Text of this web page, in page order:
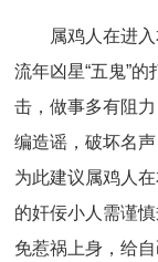
属鸡人在进入
流年凶星“五鬼”
击，做事多有阻
编造谣，破坏名
为此建议属鸡人
的奸佞小人需谨
免惹祸上身，给